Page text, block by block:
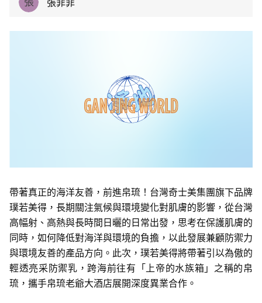
帶著真正的海洋友善，前進帛琉！台灣奇士美集團旗下品牌
璞若美得，長期關注氣候與環境變化對肌膚的影響，從台灣
高幅射、高熱與長時間日曬的日常出發，思考在保護肌膚的
同時，如何降低對海洋與環境的負擔，以此發展兼顧防禦力
與環境友善的產品方向。此次，璞若美得將帶著引以為傲的
輕透亮采防禦乳，跨海前往有「上帝的水族箱」之稱的帛
琉，攜手帛琉老爺大酒店展開深度異業合作。